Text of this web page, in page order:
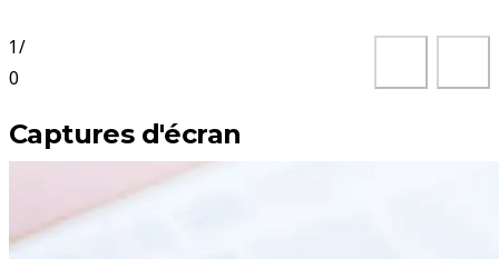
1/
0
Captures d'écran